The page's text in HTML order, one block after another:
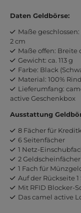
Daten Geldbörse:
Maße geschlossen:
2 cm
Maße offen: Breite
Gewicht: ca. 113 g
Farbe: Black
Material: 100%
Lieferumfang:
active Geschenkbox
Ausstattung
8 Fächer für
6 Seitenfächer
1 Netz-
2 Geldscheinfächer
1 Fach für
Auf der Rückseite
Mit RFID Blocker-
Das camel active